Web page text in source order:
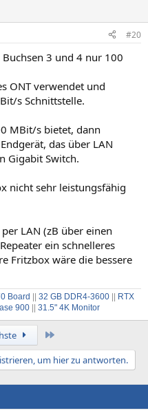
#20
3 und 4 nur 100
ONT verwendet und
s Schnittstelle.
MBit/s bietet, dann
das über LAN
Gigabit Switch.
nicht sehr leistungsfähig
LAN (zB über einen
ein schnelleres
Fritzbox wäre die bessere
Board || 32 GB DDR4-3600 || RTX
900 || 31.5" 4K Monitor
um hier zu antworten.